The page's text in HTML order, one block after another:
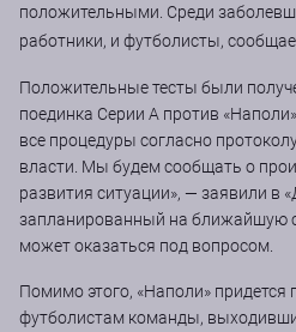
положительными. Среди
работники, и футболисты,
Положительные тесты были
поединка Серии А против
все процедуры согласно
власти. Мы будем сообщать о
развития ситуации», — заявили в
запланированный на ближайшую
может оказаться под вопросом.
Помимо этого, «Наполи» придется
футболистам команды,